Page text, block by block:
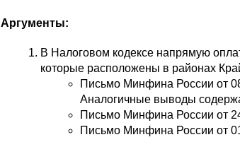
Аргументы:
В Налоговом кодексе напрямую
которые расположены в районах
Письмо Минфина России от
Аналогичные выводы
Письмо Минфина России от
Письмо Минфина России от